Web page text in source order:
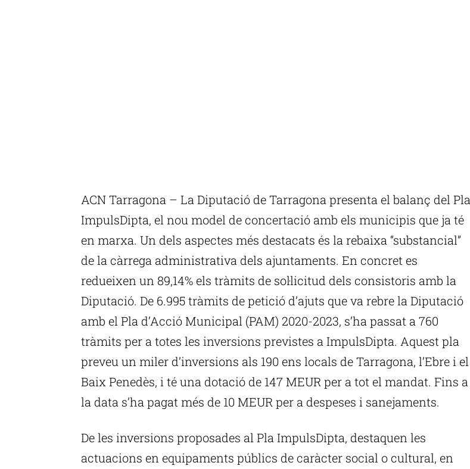
ACN Tarragona – La Diputació de Tarragona presenta el balanç del Pla
ImpulsDipta, el nou model de concertació amb els municipis que ja té
en marxa. Un dels aspectes més destacats és la rebaixa “substancial”
de la càrrega administrativa dels ajuntaments. En concret es
redueixen un 89,14% els tràmits de sol·licitud dels consistoris amb la
Diputació. De 6.995 tràmits de petició d’ajuts que va rebre la Diputació
amb el Pla d’Acció Municipal (PAM) 2020-2023, s’ha passat a 760
tràmits per a totes les inversions previstes a ImpulsDipta. Aquest pla
preveu un miler d’inversions als 190 ens locals de Tarragona, l’Ebre i el
Baix Penedès, i té una dotació de 147 MEUR per a tot el mandat. Fins a
la data s’ha pagat més de 10 MEUR per a despeses i sanejaments.
De les inversions proposades al Pla ImpulsDipta, destaquen les
actuacions en equipaments públics de caràcter social o cultural, en